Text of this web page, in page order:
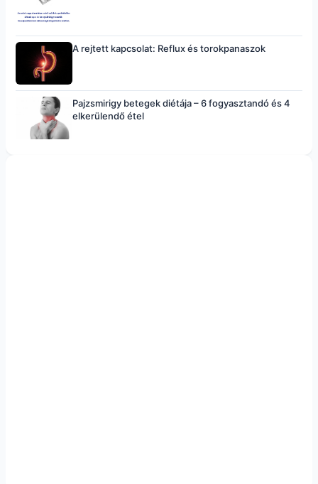
A rejtett kapcsolat: Reflux és torokpanaszok
Pajzsmirigy betegek diétája – 6 fogyasztandó és 4
elkerülendő étel